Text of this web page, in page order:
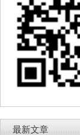
最新文章